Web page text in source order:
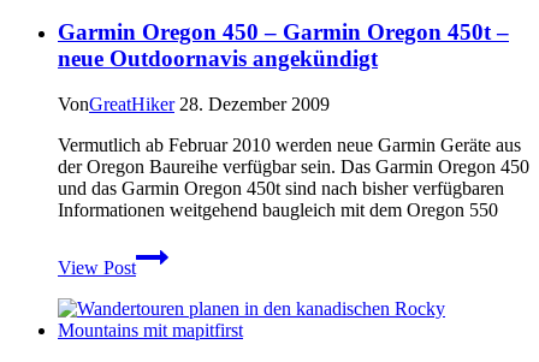
für
Garmin
Oregon
300
/
Oregon
400t
erschienen
Garmin Oregon 450 – Garmin Oregon 450t –
neue Outdoornavis angekündigt
VonGreatHiker 28. Dezember 2009
Vermutlich ab Februar 2010 werden neue Garmin Geräte aus
der Oregon Baureihe verfügbar sein. Das Garmin Oregon 450
und das Garmin Oregon 450t sind nach bisher verfügbaren
Informationen weitgehend baugleich mit dem Oregon 550
View Post
Garmin
Oregon
–
Garmin